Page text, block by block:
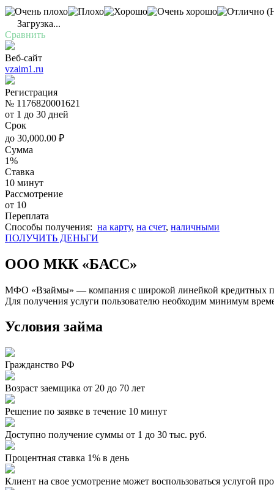
Загрузка...
Сравнить
Веб-сайт
vzaim1.ru
Регистрация
№ 1176820001621
от 1 до 30 дней
Срок
до 30,000.00 ₽
Сумма
1%
Ставка
10 минут
Рассмотрение
от 10
Переплата
Cпособы получения: на карту, на счет, наличными
ПОЛУЧИТЬ ДЕНЬГИ
ООО МКК «БАСС»
МФО «Взаймы» — компания с широкой линейкой кредитных
Для получения услуги пользователю необходим минимум
Условия займа
Гражданство РФ
Возраст заемщика от 20 до 70 лет
Решение по заявке в течение 10 минут
Доступно получение суммы от 1 до 30 тыс. руб.
Процентная ставка 1% в день
Клиент на свое усмотрение может воспользоваться услугой